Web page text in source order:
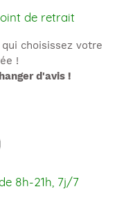
de retrait
choisissez votre
!
d'avis !
8h-21h, 7j/7